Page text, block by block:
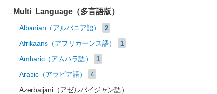
Multi_Language（多言語版）
Albanian（アルバニア語） 2
Afrikaans（アフリカーンス語） 1
Amharic（アムハラ語） 1
Arabic（アラビア語） 4
Azerbaijani（アゼルバイジャン語）